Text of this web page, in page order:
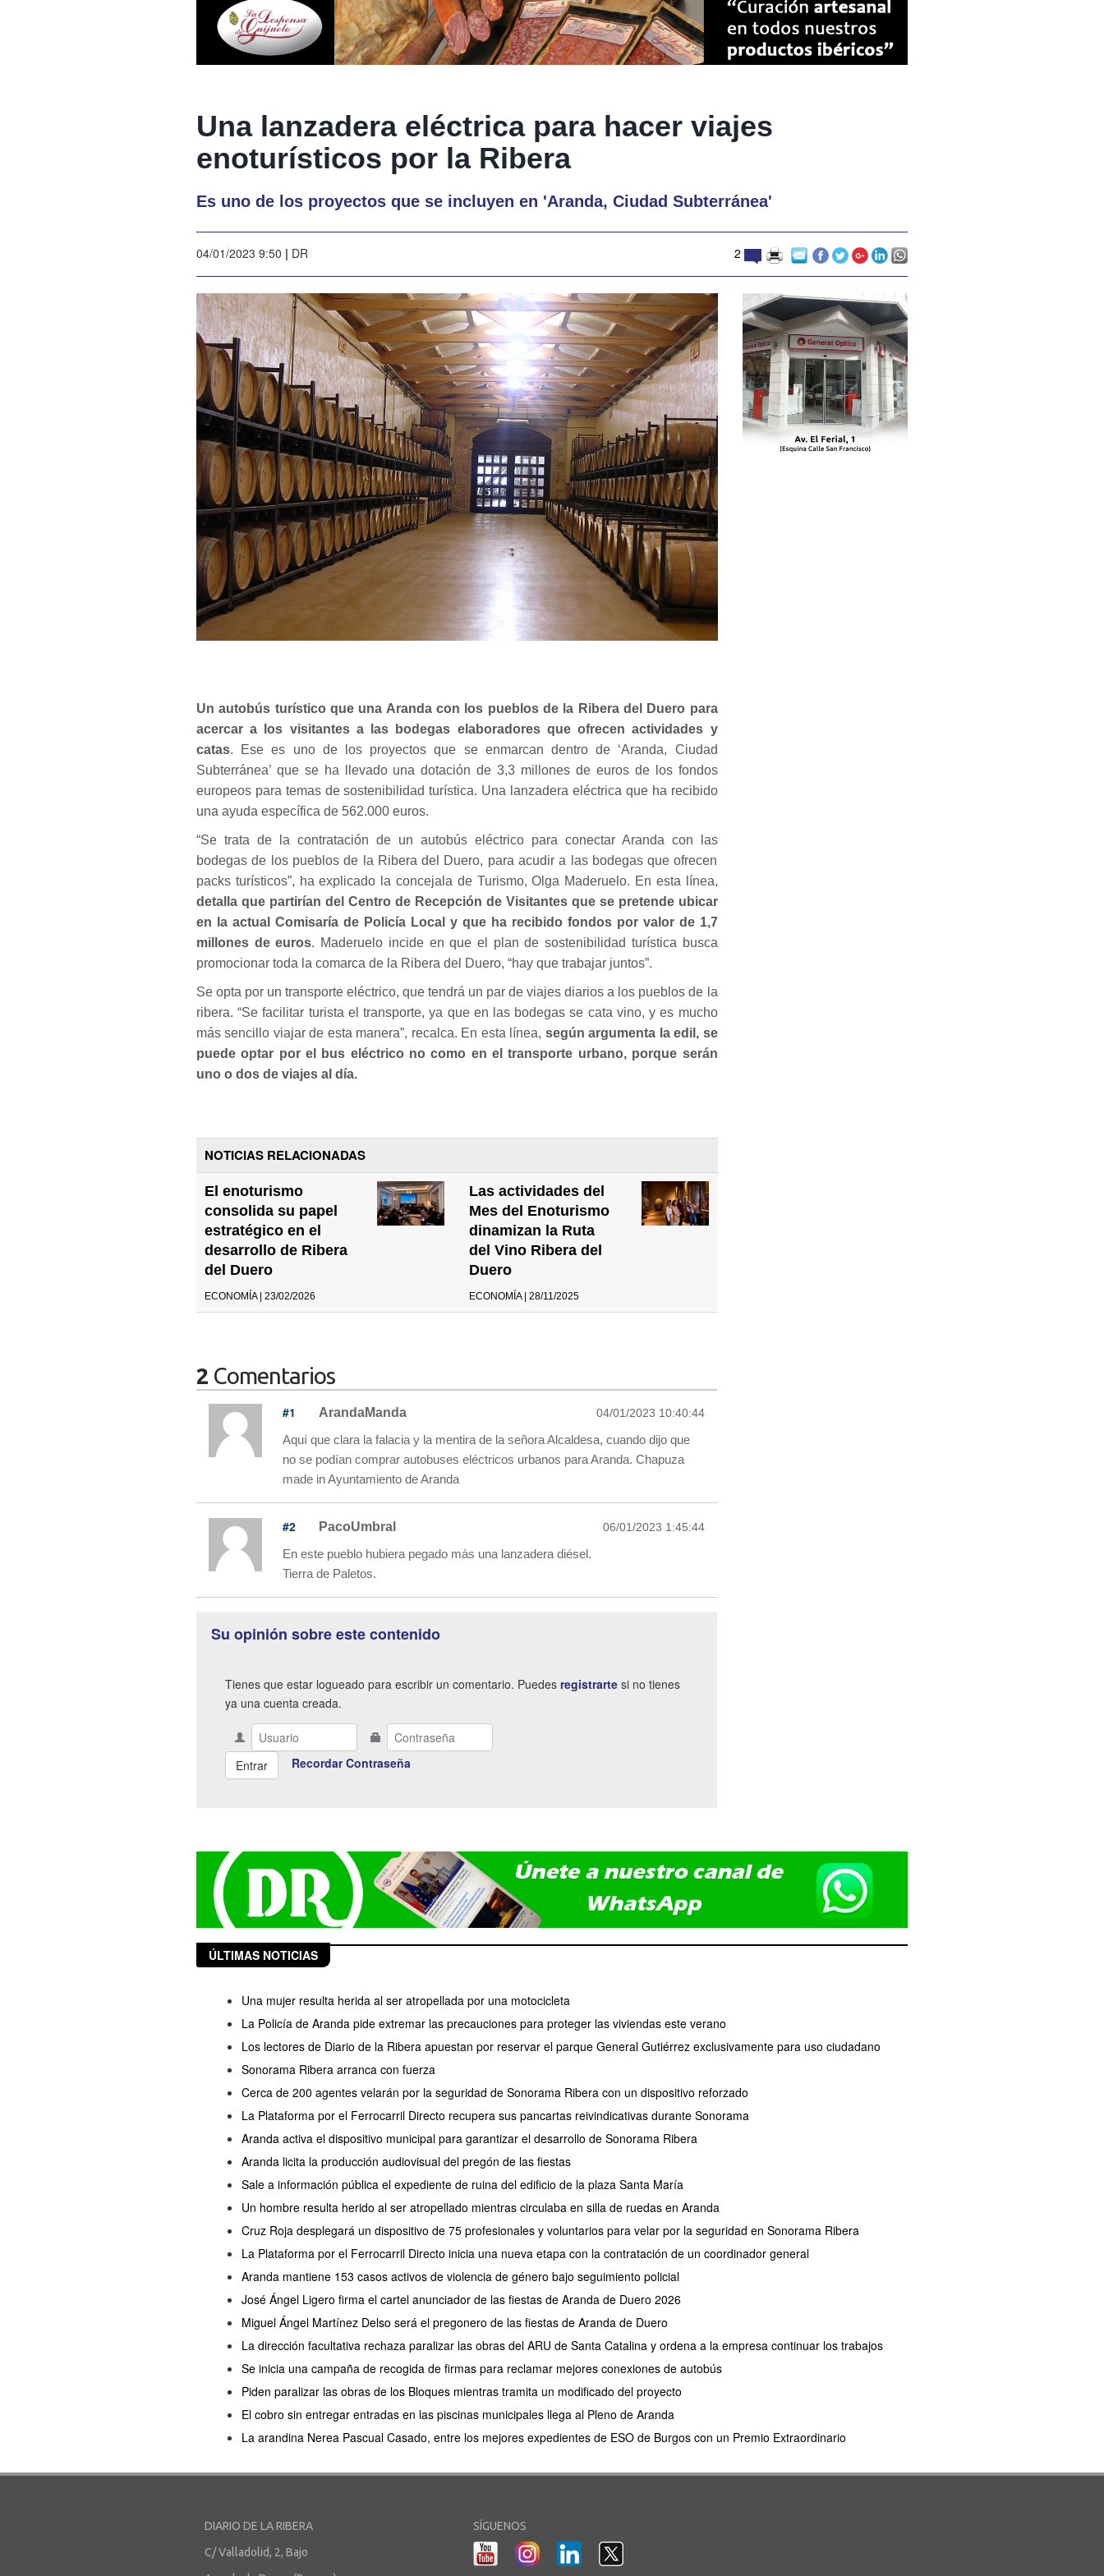
Una lanzadera eléctrica para hacer viajes
enoturísticos por la Ribera
Es uno de los proyectos que se incluyen en 'Aranda, Ciudad Subterránea'
04/01/2023 9:50 | DR 2
Un autobús turístico que una Aranda con los pueblos de la Ribera del Duero para
acercar a los visitantes a las bodegas elaboradores que ofrecen actividades y
catas. Ese es uno de los proyectos que se enmarcan dentro de ‘Aranda, Ciudad
Subterránea’ que se ha llevado una dotación de 3,3 millones de euros de los fondos
europeos para temas de sostenibilidad turística. Una lanzadera eléctrica que ha recibido
una ayuda específica de 562.000 euros.
“Se trata de la contratación de un autobús eléctrico para conectar Aranda con las
bodegas de los pueblos de la Ribera del Duero, para acudir a las bodegas que ofrecen
packs turísticos”, ha explicado la concejala de Turismo, Olga Maderuelo. En esta línea,
detalla que partirían del Centro de Recepción de Visitantes que se pretende ubicar
en la actual Comisaría de Policía Local y que ha recibido fondos por valor de 1,7
millones de euros. Maderuelo incide en que el plan de sostenibilidad turística busca
promocionar toda la comarca de la Ribera del Duero, “hay que trabajar juntos”.
Se opta por un transporte eléctrico, que tendrá un par de viajes diarios a los pueblos de la
ribera. “Se facilitar turista el transporte, ya que en las bodegas se cata vino, y es mucho
más sencillo viajar de esta manera”, recalca. En esta línea, según argumenta la edil, se
puede optar por el bus eléctrico no como en el transporte urbano, porque serán
uno o dos de viajes al día.
NOTICIAS RELACIONADAS
El enoturismo
consolida su papel
estratégico en el
desarrollo de Ribera
del Duero
ECONOMÍA | 23/02/2026
Las actividades del
Mes del Enoturismo
dinamizan la Ruta
del Vino Ribera del
Duero
ECONOMÍA | 28/11/2025
2 Comentarios
#1 ArandaManda 04/01/2023 10:40:44
Aquí que clara la falacia y la mentira de la señora Alcaldesa, cuando dijo que
no se podían comprar autobuses eléctricos urbanos para Aranda. Chapuza
made in Ayuntamiento de Aranda
#2 PacoUmbral 06/01/2023 1:45:44
En este pueblo hubiera pegado más una lanzadera diésel.
Tierra de Paletos.
Su opinión sobre este contenido
Tienes que estar logueado para escribir un comentario. Puedes registrarte si no tienes
ya una cuenta creada.
Recordar Contraseña
ÚLTIMAS NOTICIAS
Una mujer resulta herida al ser atropellada por una motocicleta
La Policía de Aranda pide extremar las precauciones para proteger las viviendas este verano
Los lectores de Diario de la Ribera apuestan por reservar el parque General Gutiérrez exclusivamente para uso ciudadano
Sonorama Ribera arranca con fuerza
Cerca de 200 agentes velarán por la seguridad de Sonorama Ribera con un dispositivo reforzado
La Plataforma por el Ferrocarril Directo recupera sus pancartas reivindicativas durante Sonorama
Aranda activa el dispositivo municipal para garantizar el desarrollo de Sonorama Ribera
Aranda licita la producción audiovisual del pregón de las fiestas
Sale a información pública el expediente de ruina del edificio de la plaza Santa María
Un hombre resulta herido al ser atropellado mientras circulaba en silla de ruedas en Aranda
Cruz Roja desplegará un dispositivo de 75 profesionales y voluntarios para velar por la seguridad en Sonorama Ribera
La Plataforma por el Ferrocarril Directo inicia una nueva etapa con la contratación de un coordinador general
Aranda mantiene 153 casos activos de violencia de género bajo seguimiento policial
José Ángel Ligero firma el cartel anunciador de las fiestas de Aranda de Duero 2026
Miguel Ángel Martínez Delso será el pregonero de las fiestas de Aranda de Duero
La dirección facultativa rechaza paralizar las obras del ARU de Santa Catalina y ordena a la empresa continuar los trabajos
Se inicia una campaña de recogida de firmas para reclamar mejores conexiones de autobús
Piden paralizar las obras de los Bloques mientras tramita un modificado del proyecto
El cobro sin entregar entradas en las piscinas municipales llega al Pleno de Aranda
La arandina Nerea Pascual Casado, entre los mejores expedientes de ESO de Burgos con un Premio Extraordinario
DIARIO DE LA RIBERA
C/ Valladolid, 2, Bajo
SÍGUENOS